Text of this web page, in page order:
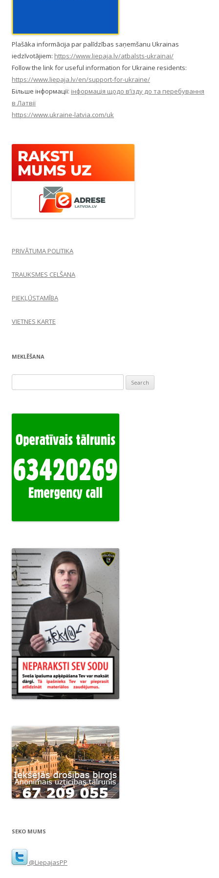
Plašāka informācija par palīdzības saņemšanu Ukrainas
iedzīvotājiem: https://www.liepaja.lv/atbalsts-ukrainai/
Follow the link for useful information for Ukraine residents:
https://www.liepaja.lv/en/support-for-ukraine/
Більше інформації: інформація щодо в’їзду до та перебування
в Латвії
https://www.ukraine-latvia.com/uk
PRIVĀTUMA POLITIKA
TRAUKSMES CELŠANA
PIEKĻŪSTAMĪBA
VIETNES KARTE
MEKLĒŠANA
for:
SEKO MUMS
@LiepajasPP